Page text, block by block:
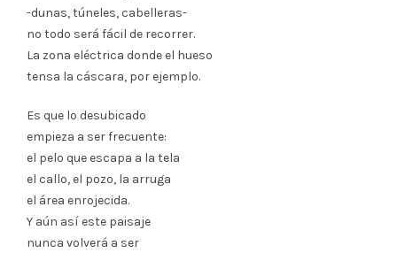
-dunas, túneles, cabelleras-
no todo será fácil de recorrer.
La zona eléctrica donde el hueso
tensa la cáscara, por ejemplo.
Es que lo desubicado
empieza a ser frecuente:
el pelo que escapa a la tela
el callo, el pozo, la arruga
el área enrojecida.
Y aún así este paisaje
nunca volverá a ser